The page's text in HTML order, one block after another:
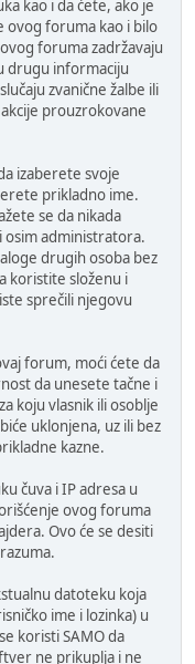
kao i da ćete, ako je
ovog foruma kao i bilo
foruma zadržavaju
drugu informaciju
zvanične žalbe ili
prouzrokovane
izaberete svoje
prikladno ime.
se da nikada
administratora.
drugih osoba bez
koristite složenu i
sprečili njegovu
forum, moći ćete da
da unesete tačne i
koju vlasnik ili osoblje
uklonjena, uz ili bez
kazne.
čuva i IP adresa u
ovog foruma
Ovo će se desiti
datoteku koja
ime i lozinka) u
koristi SAMO da
ne prikuplja i ne